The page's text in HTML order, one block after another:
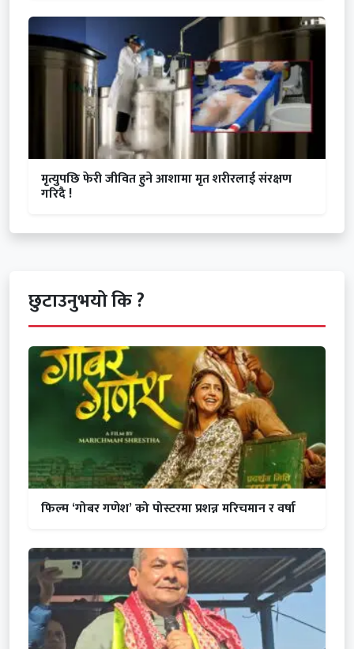
मृत्युपछि फेरी जीवित हुने आशामा मृत शरीरलाई संरक्षण
गरिदै !
छुटाउनुभयो कि ?
फिल्म ‘गोबर गणेश’ को पोस्टरमा प्रशन्न मरिचमान र वर्षा